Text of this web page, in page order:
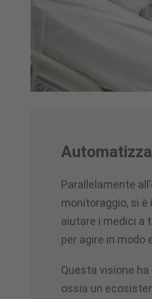
Parallelamente
monitoraggio, si
aiutare i medici a
per agire in modo
Questa visione
ossia un